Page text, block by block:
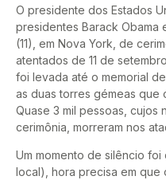
O presidente dos Estados
presidentes Barack Obama
(11), em Nova York, de
atentados de 11 de
foi levada até o memorial
as duas torres gémeas que
Quase 3 mil pessoas, cujos
cerimônia, morreram nos
Um momento de silêncio
local), hora precisa em